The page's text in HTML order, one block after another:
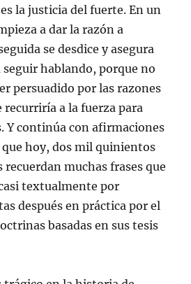
la justicia del fuerte. En un
a dar la razón a
se desdice y asegura
hablando, porque no
persuadido por las razones
recurriría a la fuerza para
Y continúa con afirmaciones
hoy, dos mil quinientos
recuerdan muchas frases que
textualmente por
después en práctica por el
basadas en sus tesis